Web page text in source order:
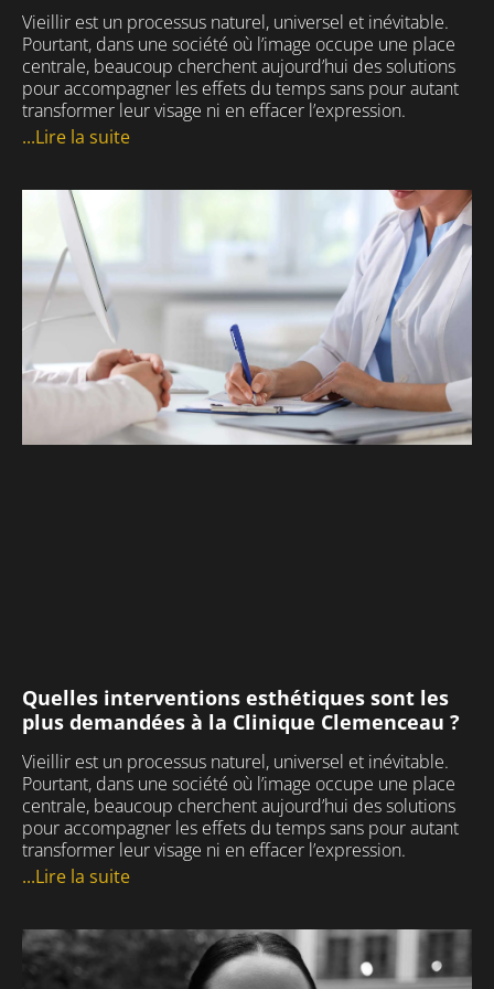
Vieillir est un processus naturel, universel et inévitable.
Pourtant, dans une société où l’image occupe une place
centrale, beaucoup cherchent aujourd’hui des solutions
pour accompagner les effets du temps sans pour autant
transformer leur visage ni en effacer l’expression.
...Lire la suite
Quelles interventions esthétiques sont les
plus demandées à la Clinique Clemenceau ?
Vieillir est un processus naturel, universel et inévitable.
Pourtant, dans une société où l’image occupe une place
centrale, beaucoup cherchent aujourd’hui des solutions
pour accompagner les effets du temps sans pour autant
transformer leur visage ni en effacer l’expression.
...Lire la suite